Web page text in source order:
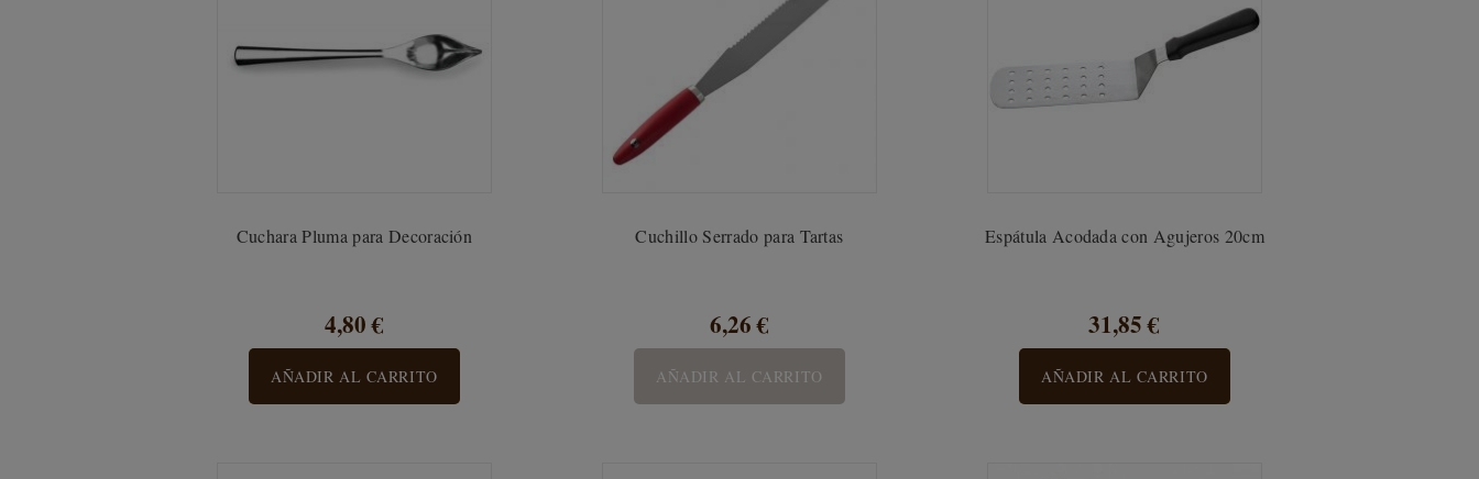
Cuchara Pluma para Decoración
4,80 €
AÑADIR AL CARRITO
Cuchillo Serrado para Tartas
6,26 €
AÑADIR AL CARRITO
Espátula Acodada con Agujeros 20cm
31,85 €
AÑADIR AL CARRITO